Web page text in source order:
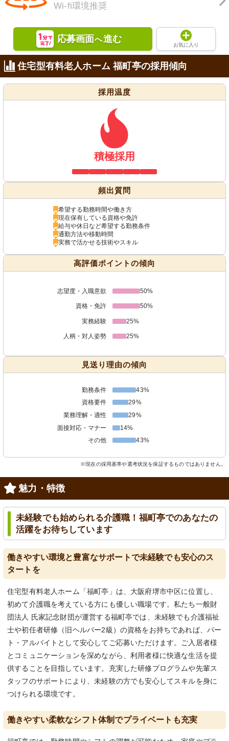
Wi-fi環境推奨
応募画面へ進む
お気に入り
住宅型有料老人ホーム 福町亭の採用傾向
採用温度
積極採用
頻出質問
希望する勤務時間や働き方
現在保有している資格や免許
給与や休日など希望する勤務条件
通勤方法や移動時間
実務で活かせる技術やスキル
高評価ポイントの傾向
志望度・入職意欲 50%
資格・免許 50%
実務経験 25%
人柄・対人姿勢 25%
見送り理由の傾向
勤務条件
43%
資格要件
29%
業務理解・適性
29%
面接対応・マナー
14%
その他
43%
※現在の採用基準や選考状況を保証するものではありません。
魅力・特徴
未経験でも始められる介護職！福町亭でのあなたの
活躍をお待ちしています
働きやすい環境と豊富なサポートで未経験でも安心のス
タートを
住宅型有料老人ホーム「福町亭」は、大阪府堺市中区に位置し、
初めて介護職を考えている方にも優しい職場です。私たち一般財
団法人 氏家記念財団が運営する福町亭では、未経験でも介護福祉
士や初任者研修（旧ヘルパー2級）の資格をお持ちであれば、パー
ト・アルバイトとして安心してご応募いただけます。ご入居者様
とコミュニケーションを深めながら、利用者様に快適な生活を提
供することを目指しています。充実した研修プログラムや先輩ス
タッフのサポートにより、未経験の方でも安心してスキルを身に
つけられる環境です。
働きやすい柔軟なシフト体制でプライベートも充実